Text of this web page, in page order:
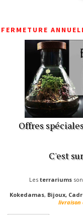
FERMETURE
Offres
C'est
Lesterrariums
Kokedamas, Bijoux,
livraison